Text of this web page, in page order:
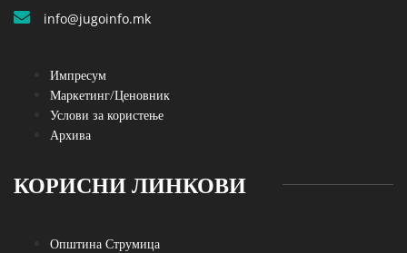
info@jugoinfo.mk
Импресум
Маркетинг/Ценовник
Услови за користење
Архива
КОРИСНИ ЛИНКОВИ
Општина Струмица